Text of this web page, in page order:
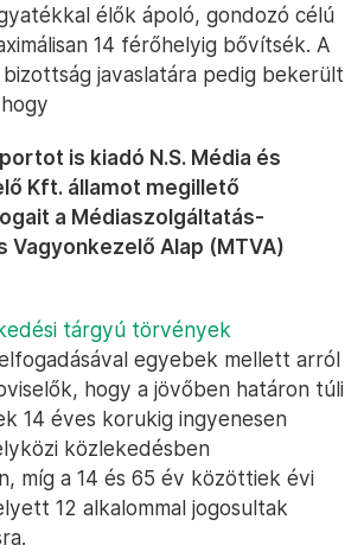
élők ápoló, gondozó célú
14 férőhelyig bővítsék. A
javaslatára pedig bekerült
is kiadó N.S. Média és
Kft. államot megillető
a Médiaszolgáltatás-
Vagyonkezelő Alap (MTVA)
tárgyú törvények
egyebek mellett arról
hogy a jövőben határon túli
14 éves korukig ingyenesen
közlekedésben
míg a 14 és 65 év közöttiek évi
12 alkalommal jogosultak